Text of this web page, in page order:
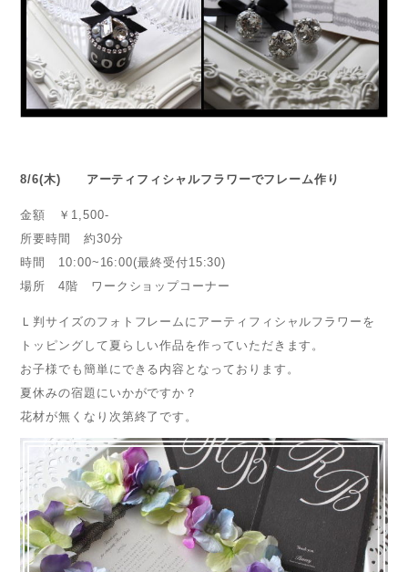
8/6(木) アーティフィシャルフラワーでフレーム作り
金額 ￥1,500-
所要時間 約30分
時間 10:00~16:00(最終受付15:30)
場所 4階 ワークショップコーナー
Ｌ判サイズのフォトフレームにアーティフィシャルフラワーを
トッピングして夏らしい作品を作っていただきます。
お子様でも簡単にできる内容となっております。
夏休みの宿題にいかがですか？
花材が無くなり次第終了です。